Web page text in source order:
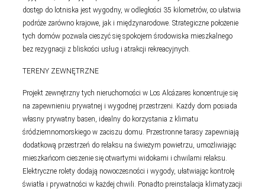
dostęp do lotniska jest wygodny, w odległości 35 kilometrów, co ułatwia
podróże zarówno krajowe, jak i międzynarodowe. Strategiczne położenie
tych domów pozwala cieszyć się spokojem środowiska mieszkalnego
bez rezygnacji z bliskości usług i atrakcji rekreacyjnych.
TERENY ZEWNĘTRZNE
Projekt zewnętrzny tych nieruchomości w Los Alcázares koncentruje się
na zapewnieniu prywatnej i wygodnej przestrzeni. Każdy dom posiada
własny prywatny basen, idealny do korzystania z klimatu
śródziemnomorskiego w zaciszu domu. Przestronne tarasy zapewniają
dodatkową przestrzeń do relaksu na świeżym powietrzu, umożliwiając
mieszkańcom cieszenie się otwartymi widokami i chwilami relaksu.
Elektryczne rolety dodają nowoczesności i wygody, ułatwiając kontrolę
światła i prywatności w każdej chwili. Ponadto preinstalacja klimatyzacji